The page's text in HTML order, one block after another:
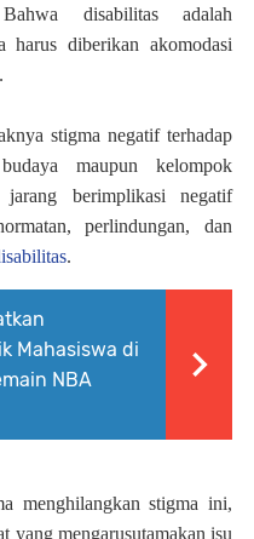
disabilitas adalah
harus diberikan akomodasi
stigma negatif terhadap
maupun kelompok
berimplikasi negatif
perlindungan, dan
.
Mahasiswa di
NBA
menghilangkan stigma ini,
yang mengarusutamakan isu